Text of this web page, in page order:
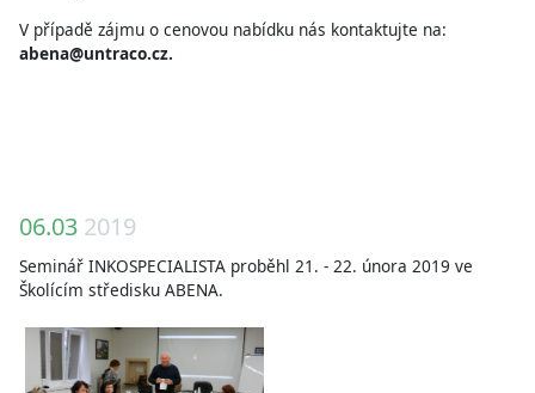
V případě zájmu o cenovou nabídku nás kontaktujte na:
abena@untraco.cz.
06.03 2019
Seminář INKOSPECIALISTA proběhl 21. - 22. února 2019 ve
Školícím středisku ABENA.